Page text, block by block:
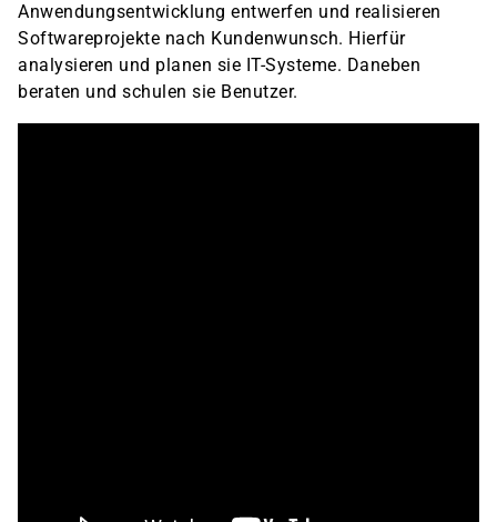
Anwendungsentwicklung entwerfen und realisieren
Softwareprojekte nach Kundenwunsch. Hierfür
analysieren und planen sie IT-Systeme. Daneben
beraten und schulen sie Benutzer.